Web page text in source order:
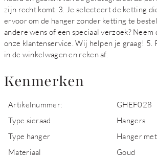
zijn recht komt. 3. Je selecteert de ketting
ervoor om de hanger zonder ketting te
andere wens of een speciaal verzoek? Neem
onze klantenservice. Wij helpen je graag! 5.
in de winkelwagen en reken af.
Kenmerken
Artikelnummer:
GHEF028
Type sieraad
Hangers
Type hanger
Hanger
Materiaal
Goud